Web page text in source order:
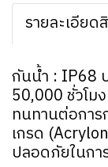
รายละเอียด
กันน้ำ : IP68
50,000 ชั่วโมง
ทนทานต่อกา
เกรด
ปลอดภัยในกา